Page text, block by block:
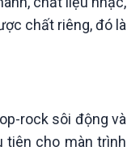
chất riêng, đó là
rock sôi động và
tiên cho màn trình